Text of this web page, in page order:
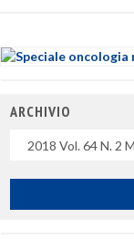
ARCHIVIO